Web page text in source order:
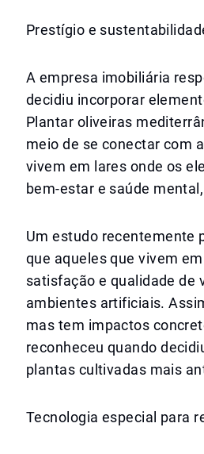
Prestígio e
A empresa imobiliária
decidiu incorporar
Plantar oliveiras
meio de se conectar com
vivem em lares onde os
bem-estar e saúde
Um estudo recentemente
que aqueles que vivem
satisfação e qualidade de
ambientes artificiais.
mas tem impactos
reconheceu quando
plantas cultivadas mais
Tecnologia especial para